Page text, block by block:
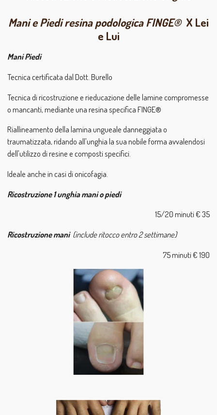
Mani e Piedi resina podologica FINGE®X Lei
e Lui
Mani Piedi
Tecnica certificata dal Dott. Burello
Tecnica di ricostruzione e rieducazione delle lamine compromesse
o mancanti, mediante una resina specifica FINGE®
Riallineamento della lamina ungueale danneggiata o
traumatizzata, ridando all'unghia la sua nobile forma avvalendosi
dell'utilizzo di resine e composti specifici.
Ideale anche in casi di onicofagia.
Ricostruzione 1 unghia mani o piedi
15/20 minuti € 35
Ricostruzione mani(include ritocco entro 2 settimane)
75 minuti € 190